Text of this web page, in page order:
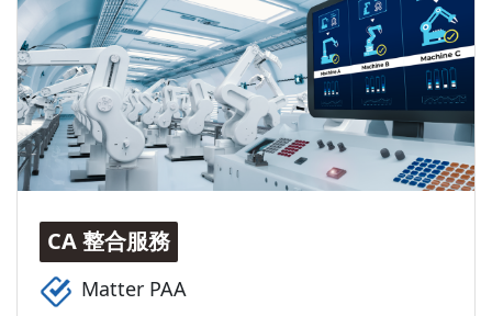
CA 整合服務
Matter PAA